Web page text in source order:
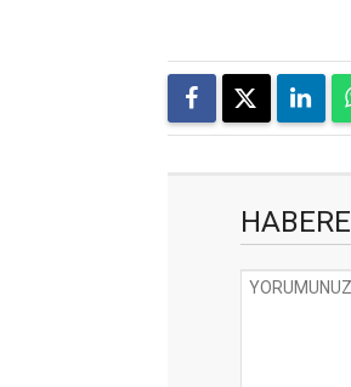
HABERE